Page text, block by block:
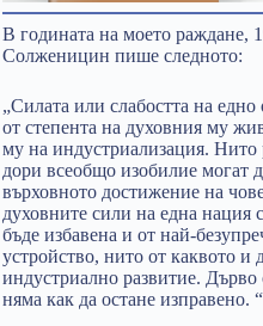
В годината на моето раждане,
Солженицин пише следното:
„Силата или слабостта на
от степента на духовния му
му на индустриализация. Нито
дори всеобщо изобилие могат
върховното достижение на
духовните сили на една нация
бъде избавена и от най-
устройство, нито от каквото и
индустриално развитие. Дърво
няма как да остане изправено. “